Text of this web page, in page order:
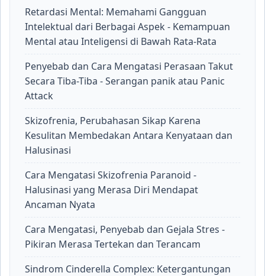
Retardasi Mental: Memahami Gangguan
Intelektual dari Berbagai Aspek - Kemampuan
Mental atau Inteligensi di Bawah Rata-Rata
Penyebab dan Cara Mengatasi Perasaan Takut
Secara Tiba-Tiba - Serangan panik atau Panic
Attack
Skizofrenia, Perubahasan Sikap Karena
Kesulitan Membedakan Antara Kenyataan dan
Halusinasi
Cara Mengatasi Skizofrenia Paranoid -
Halusinasi yang Merasa Diri Mendapat
Ancaman Nyata
Cara Mengatasi, Penyebab dan Gejala Stres -
Pikiran Merasa Tertekan dan Terancam
Sindrom Cinderella Complex: Ketergantungan